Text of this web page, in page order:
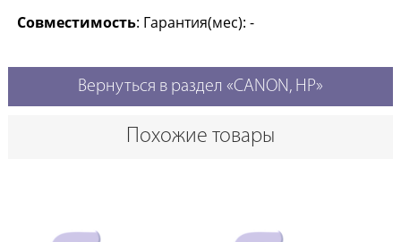
Совместимость: Гарантия(мес): -
Вернуться в раздел «CANON, HP»
Похожие товары